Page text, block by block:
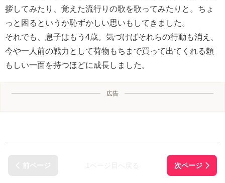
拶してみたり、覚えた流行りの歌を歌ってみたりと。ちょ
っと困るというか恥ずかしい思いもしてきました。
それでも、息子はもう4歳。気づけばそれらの行動も消え、
今や一人前の戦力として荷物もちまで買って出てくれる頼
もしい一面を持つほどに成長しました。
広告